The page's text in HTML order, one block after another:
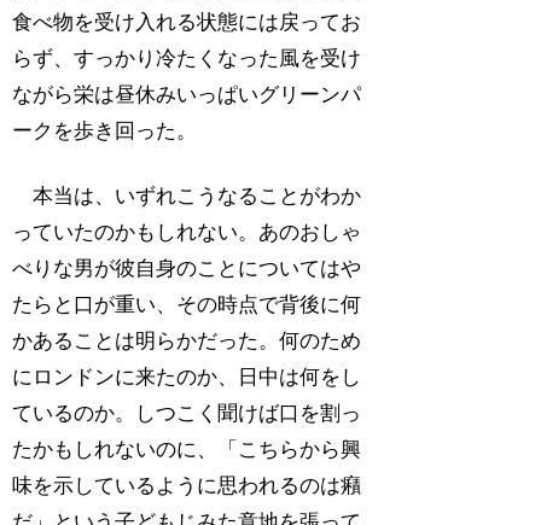
食べ物を受け入れる状態には戻ってお
らず、すっかり冷たくなった風を受け
ながら栄は昼休みいっぱいグリーンパ
ークを歩き回った。
本当は、いずれこうなることがわか
っていたのかもしれない。あのおしゃ
べりな男が彼自身のことについてはや
たらと口が重い、その時点で背後に何
かあることは明らかだった。何のため
にロンドンに来たのか、日中は何をし
ているのか。しつこく聞けば口を割っ
たかもしれないのに、「こちらから興
味を示しているように思われるのは癪